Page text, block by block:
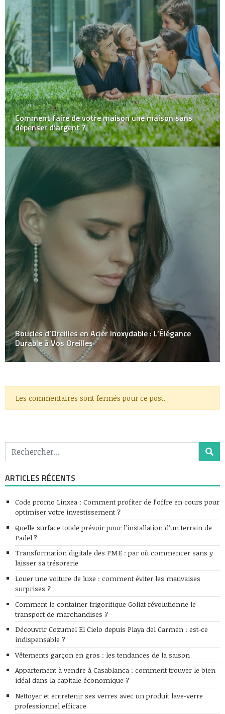
Comment faire de votre maison une maison sans
dépenser d’argent ?
Boucles d’Oreilles en Acier Inoxydable : L’Élégance
Durable à Vos Oreilles
Les commentaires sont fermés pour ce post.
ARTICLES RÉCENTS
Code promo Linxea : Comment profiter de l’offre en cours pour
optimiser votre investissement ?
Quelle surface totale prévoir pour l’installation d’un terrain de
Padel ?
Transformation digitale des PME : par où commencer sans y
laisser sa trésorerie
Louer une voiture de luxe : comment éviter les mauvaises
surprises ?
Comment le container frigorifique Goliat révolutionne le
transport de marchandises ?
Découvrir Cozumel El Cielo depuis Playa del Carmen : est-ce
indispensable ?
Vêtements garçon en gros : les tendances de la saison
Appartement à vendre à Casablanca : comment trouver le bien
idéal dans la capitale économique ?
Nettoyer et entretenir ses verres avec un produit lave-verre
professionnel efficace